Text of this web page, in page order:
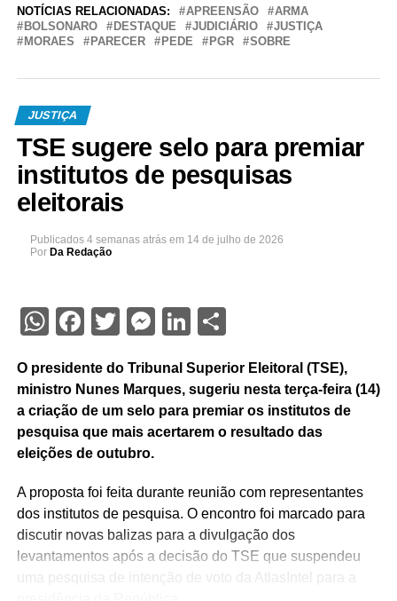
NOTÍCIAS RELACIONADAS: APREENSÃO
ARMA
BOLSONARO
DESTAQUE JUDICIÁRIO
JUSTIÇA
MORAES
PARECER PEDE PGR SOBRE
JUSTIÇA
TSE sugere selo para premiar
institutos de pesquisas
eleitorais
Publicados 4 semanas atrás em 14 de julho de 2026
Por Da Redação
WhatsApp
Facebook
Twitter
Messenger
LinkedIn
Share
O presidente do Tribunal Superior Eleitoral (TSE),
ministro Nunes Marques, sugeriu nesta terça-feira (14)
a criação de um selo para premiar os institutos de
pesquisa que mais acertarem o resultado das
eleições de outubro.
A proposta foi feita durante reunião com representantes
dos institutos de pesquisa. O encontro foi marcado para
discutir novas balizas para a divulgação dos
levantamentos após a decisão do TSE que suspendeu
uma pesquisa de intenção de voto da AtlasIntel para a